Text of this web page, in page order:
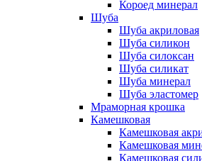
Короед минерал
Шуба
Шуба акриловая
Шуба силикон
Шуба силоксан
Шуба силикат
Шуба минерал
Шуба эластомер
Мраморная крошка
Камешковая
Камешковая
Камешковая
Камешковая